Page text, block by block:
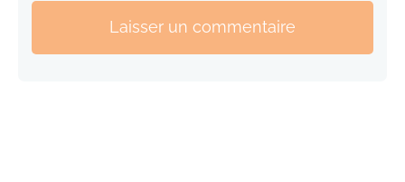
Laisser un commentaire